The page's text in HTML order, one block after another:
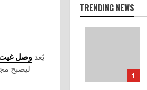
يُعد وصل غيت
ليصبح
TRENDING NEWS
1